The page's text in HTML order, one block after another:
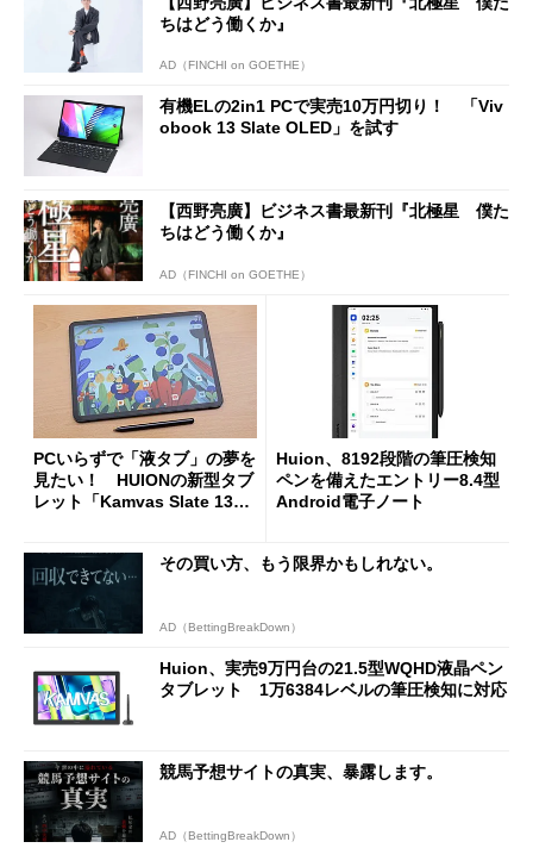
ちはどう働くか』
AD（FINCHI on GOETHE）
有機ELの2in1 PCで実売10万円切り！ 「Viv
obook 13 Slate OLED」を試す
【西野亮廣】ビジネス書最新刊『北極星 僕た
ちはどう働くか』
AD（FINCHI on GOETHE）
PCいらずで「液タブ」の夢を
見たい！ HUIONの新型タブ
レット「Kamvas Slate 13／
Huion、8192段階の筆圧検知
ペンを備えたエントリー8.4型
Android電子ノート
その買い方、もう限界かもしれない。
AD（BettingBreakDown）
Huion、実売9万円台の21.5型WQHD液晶ペン
タブレット 1万6384レベルの筆圧検知に対応
競馬予想サイトの真実、暴露します。
AD（BettingBreakDown）